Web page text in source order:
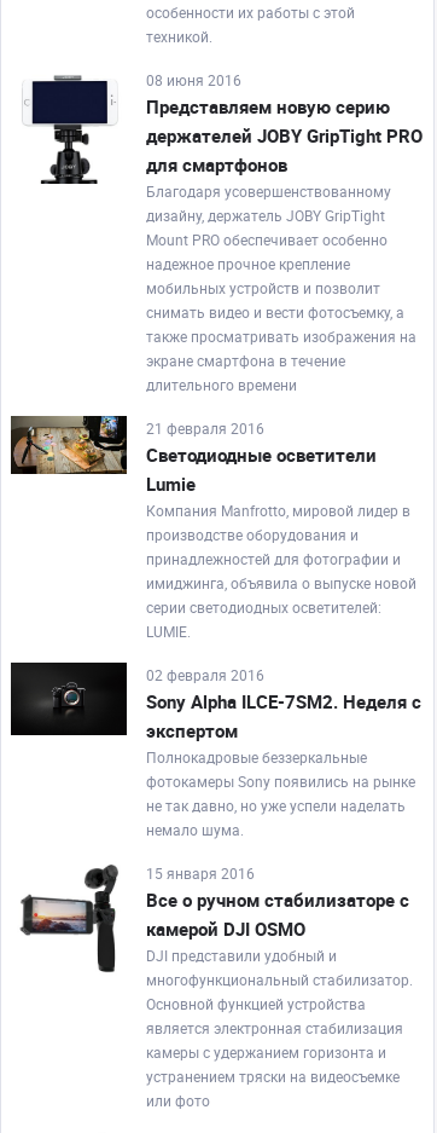
особенности их работы с этой
техникой.
08 июня 2016
Представляем новую серию
держателей JOBY GripTight PRO
для смартфонов
Благодаря усовершенствованному
дизайну, держатель JOBY GripTight
Mount PRO обеспечивает особенно
надежное прочное крепление
мобильных устройств и позволит
снимать видео и вести фотосъемку, а
также просматривать изображения на
экране смартфона в течение
длительного времени
21 февраля 2016
Светодиодные осветители
Lumie
Компания Manfrotto, мировой лидер в
производстве оборудования и
принадлежностей для фотографии и
имиджинга, объявила о выпуске новой
серии светодиодных осветителей:
LUMIE.
02 февраля 2016
Sony Alpha ILCE-7SM2. Неделя с
экспертом
Полнокадровые беззеркальные
фотокамеры Sony появились на рынке
не так давно, но уже успели наделать
немало шума.
15 января 2016
Все о ручном стабилизаторе с
камерой DJI OSMO
DJI представили удобный и
многофункциональный стабилизатор.
Основной функцией устройства
является электронная стабилизация
камеры с удержанием горизонта и
устранением тряски на видеосъемке
или фото